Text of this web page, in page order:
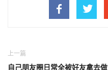
上一篇
自己朋友圈日常全被好友拿去做